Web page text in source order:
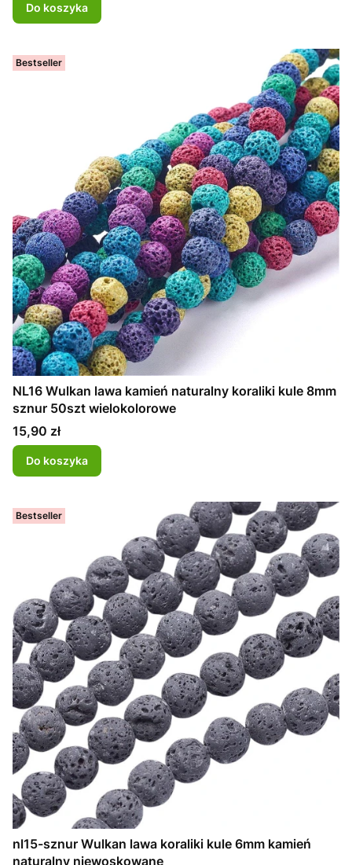
Do koszyka
Bestseller
NL16 Wulkan lawa kamień naturalny koraliki kule 8mm
sznur 50szt wielokolorowe
Cena
15,90 zł
Do koszyka
Bestseller
nl15-sznur Wulkan lawa koraliki kule 6mm kamień
naturalny niewoskowane